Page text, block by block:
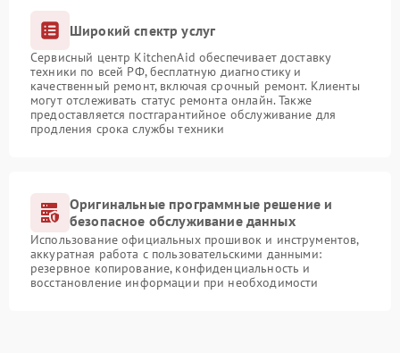
Широкий спектр услуг
Сервисный центр KitchenAid обеспечивает доставку
техники по всей РФ, бесплатную диагностику и
качественный ремонт, включая срочный ремонт. Клиенты
могут отслеживать статус ремонта онлайн. Также
предоставляется постгарантийное обслуживание для
продления срока службы техники
Оригинальные программные решение и
безопасное обслуживание данных
Использование официальных прошивок и инструментов,
аккуратная работа с пользовательскими данными:
резервное копирование, конфиденциальность и
восстановление информации при необходимости